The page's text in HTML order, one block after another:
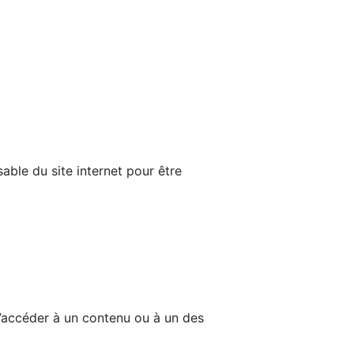
du site internet pour être
à un contenu ou à un des